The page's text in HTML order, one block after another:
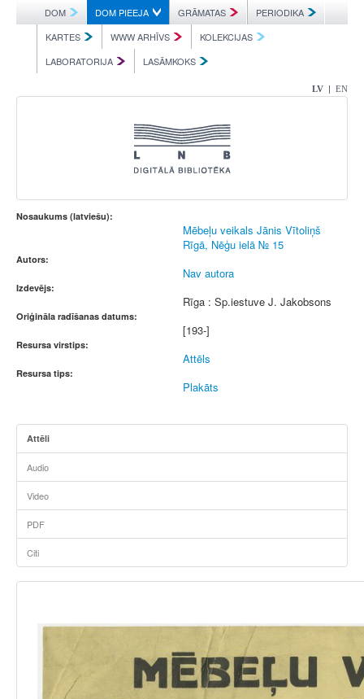
DOM DOM PIEEJA GRĀMATAS
PERIODIKA
KARTES
WWW ARHĪVS
KOLEKCIJAS
LABORATORIJA
LASĀMKOKS
LV | EN
Nosaukums (latviešu):
Mēbeļu veikals Jānis Vītoliņš
Rīgā, Nēģu ielā № 15
Autors:
Nav autora
Izdevējs:
Rīga : Sp.iestuve J. Jakobsons
Oriģināla radīšanas datums:
[193-]
Resursa virstips:
Attēls
Resursa tips:
Plakāts
Attēli
Audio
Video
PDF
Citi